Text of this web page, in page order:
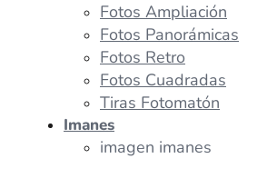
Fotos Ampliación
Fotos Panorámicas
Fotos Retro
Fotos Cuadradas
Tiras Fotomatón
Imanes
imagen imanes